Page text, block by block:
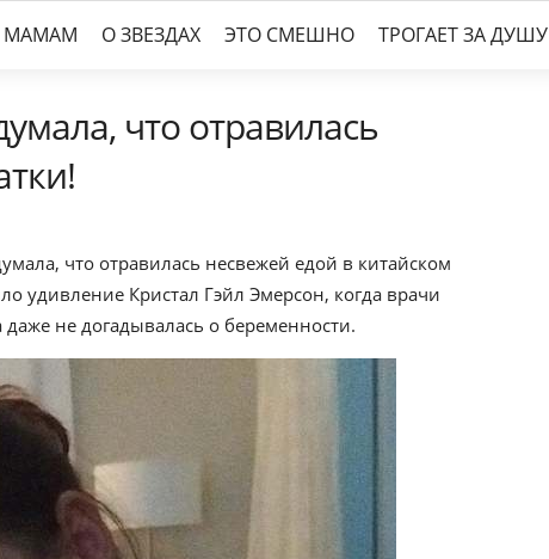
МАМАМ О ЗВЕЗДАХ ЭТО СМЕШНО ТРОГАЕТ ЗА ДУШУ
что отравилась
что отравилась несвежей едой в китайском
удивление Кристал Гэйл Эмерсон, когда врачи
не догадывалась о беременности.